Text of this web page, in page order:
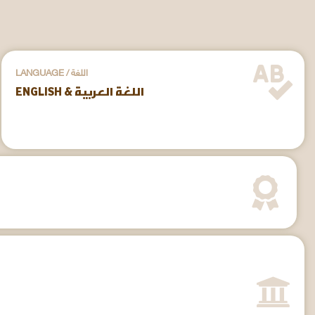
LANGUAGE / اللغة
ENGLISH & اللغة العربية